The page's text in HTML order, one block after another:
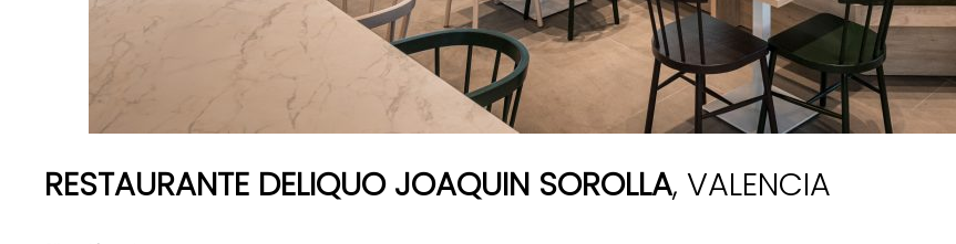
RESTAURANTE DELIQUO JOAQUIN SOROLLA, VALENCIA